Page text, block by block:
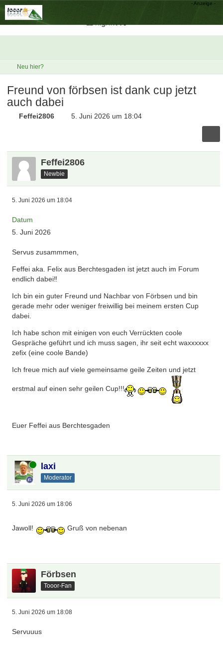
Neu hier?
Freund von förbsen ist dank cup jetzt
auch dabei
Feffei2806 5. Juni 2026 um 18:04
Feffei2806
Newbie
5. Juni 2026 um 18:04
Datum
5. Juni 2026
Servus zusammmen,
Feffei aka. Felix aus Berchtesgaden ist jetzt auch im Forum
endlich dabei‼️
Ich bin ein guter Freund und Nachbar von Förbsen und bin
gerade mehr oder weniger freiwillig bei meinem ersten Cup
dabei.
Ich habe schon mit einigen von euch Verrückten coole
Gespräche geführt und ich muss sagen, ihr seit echt waxxxxxx
zefix (eine coole Bande)
Ich freue mich auf viele gemeinsame geile Zeiten und jetzt
erstmal auf einen sehr geilen Cup!!!
Euer Feffei aus Berchtesgaden
Online laxi
Moderator
5. Juni 2026 um 18:06
Jawoll! Gruß von nebenan
Förbsen
Tooor-Fan
5. Juni 2026 um 18:08
Servuuus